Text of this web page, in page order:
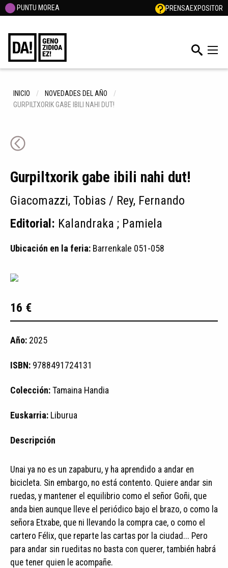
PUNTU MOREA PRENSAEXPOSITOR
INICIO
NOVEDADES DEL AÑO
GURPILTXORIK GABE IBILI NAHI DUT!
Gurpiltxorik gabe ibili nahi dut!
Giacomazzi, Tobias / Rey, Fernando
Editorial: Kalandraka ; Pamiela
Ubicación en la feria: Barrenkale 051-058
16 €
Año: 2025
ISBN: 9788491724131
Colección:Tamaina Handia
Euskarria: Liburua
Descripción
Unai ya no es un zapaburu, y ha aprendido a andar en
bicicleta. Sin embargo, no está contento. Quiere andar sin
ruedas, y mantener el equilibrio como el señor Goñi, que
anda bien aunque lleve el periódico bajo el brazo, o como la
señora Etxabe, que ni llevando la compra cae, o como el
cartero Félix, que reparte las cartas por la ciudad... Pero
para andar sin rueditas no basta con querer, también habrá
que tener quien le acompañe.